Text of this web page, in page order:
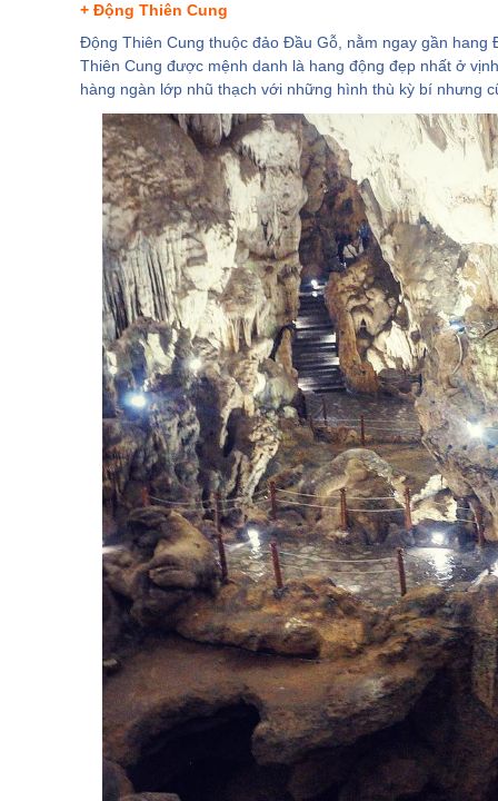
+ Động Thiên Cung
Động Thiên Cung thuộc đảo Đầu Gỗ, nằm ngay gần
Thiên Cung được mệnh danh là hang động đẹp nhất ở
hàng ngàn lớp nhũ thạch với những hình thù kỳ bí nhưng